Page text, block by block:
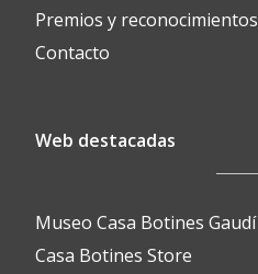
Premios y reconocimientos
Contacto
Web destacadas
Museo Casa Botines Gaudí
Casa Botines Store